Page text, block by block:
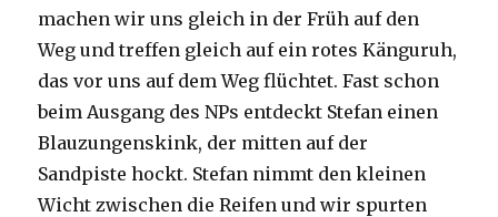
machen wir uns gleich in der Früh auf den
Weg und treffen gleich auf ein rotes Känguruh,
das vor uns auf dem Weg flüchtet. Fast schon
beim Ausgang des NPs entdeckt Stefan einen
Blauzungenskink, der mitten auf der
Sandpiste hockt. Stefan nimmt den kleinen
Wicht zwischen die Reifen und wir spurten